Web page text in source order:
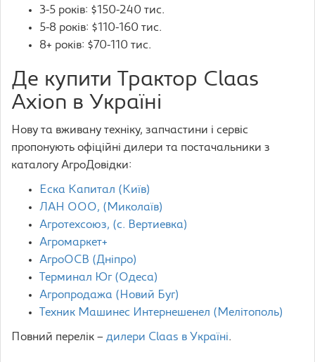
3-5 років: $150-240 тис.
5-8 років: $110-160 тис.
8+ років: $70-110 тис.
Де купити Трактор Claas
Axion в Україні
Нову та вживану техніку, запчастини і сервіс
пропонують офіційні дилери та постачальники з
каталогу АгроДовідки:
Еска Капитал (Київ)
ЛАН ООО, (Миколаїв)
Агротехсоюз, (с. Вертиевка)
Агромаркет+
АгроОСВ (Дніпро)
Терминал Юг (Одеса)
Агропродажа (Новий Буг)
Техник Машинес Интернешенел (Мелітополь)
Повний перелік – дилери Claas в Україні.